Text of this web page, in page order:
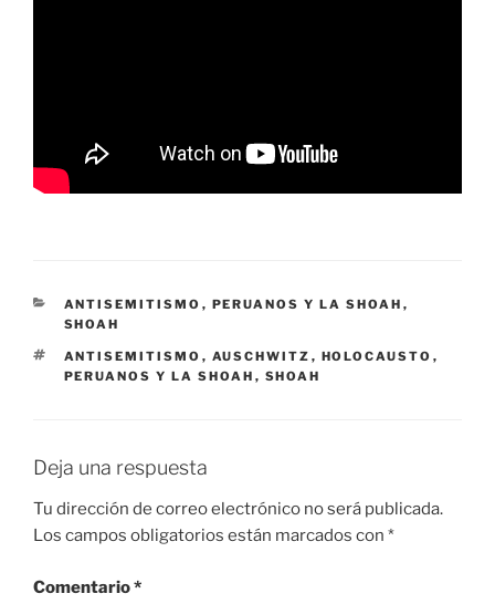
CATEGORÍAS
ANTISEMITISMO , PERUANOS Y LA SHOAH ,
SHOAH
ETIQUETAS
ANTISEMITISMO , AUSCHWITZ , HOLOCAUSTO ,
PERUANOS Y LA SHOAH , SHOAH
Deja una respuesta
Tu dirección de correo electrónico no será publicada.
Los campos obligatorios están marcados con *
Comentario*